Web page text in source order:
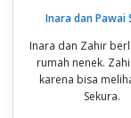
Inara dan Pawai
Inara dan Zahir
rumah nenek.
karena bisa
Sekura.